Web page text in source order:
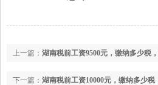
上一篇： 湖南税前工资9500元，缴纳多少税
下一篇： 湖南税前工资10000元，缴纳多少